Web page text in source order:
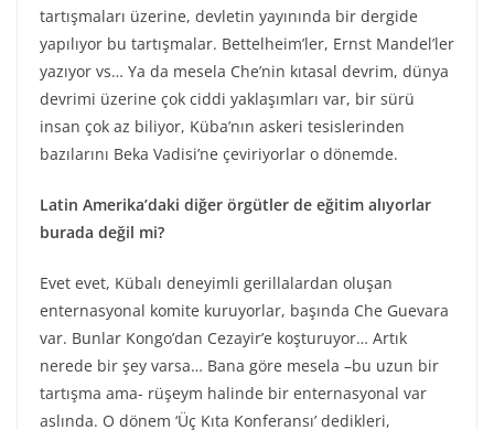
tartışmaları üzerine, devletin yayınında bir dergide
yapılıyor bu tartışmalar. Bettelheim’ler, Ernst Mandel’ler
yazıyor vs… Ya da mesela Che’nin kıtasal devrim, dünya
devrimi üzerine çok ciddi yaklaşımları var, bir sürü
insan çok az biliyor, Küba’nın askeri tesislerinden
bazılarını Beka Vadisi’ne çeviriyorlar o dönemde.
Latin Amerika’daki diğer örgütler de eğitim alıyorlar
burada değil mi?
Evet evet, Kübalı deneyimli gerillalardan oluşan
enternasyonal komite kuruyorlar, başında Che Guevara
var. Bunlar Kongo’dan Cezayir’e koşturuyor… Artık
nerede bir şey varsa… Bana göre mesela –bu uzun bir
tartışma ama- rüşeym halinde bir enternasyonal var
aslında. O dönem ‘Üç Kıta Konferansı’ dedikleri,